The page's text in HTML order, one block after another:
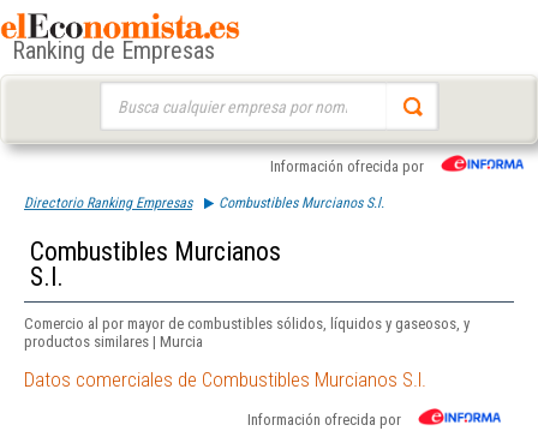
Ranking de Empresas
Información ofrecida por
Directorio Ranking Empresas Combustibles Murcianos S.l.
Combustibles Murcianos
S.l.
Comercio al por mayor de combustibles sólidos, líquidos y gaseosos, y
productos similares | Murcia
Datos comerciales de Combustibles Murcianos S.l.
Información ofrecida por